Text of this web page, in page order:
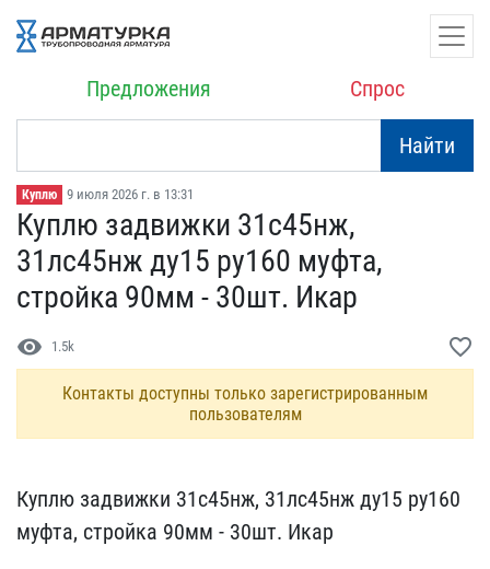
Предложения Спрос
Найти
Куплю 9 июля 2026 г. в 13:31
Куплю задвижки 31с45нж, ​
31лс45нж ду15 ру160 муфт​а,
стройка 90мм - 30шт. ​Икар
visibility 1.5k favorite_border
Контакты доступны только зарегистрированным
пользователям
Куплю задвижки 31с45нж, ​31лс45нж ду15 ру160
муфт​а, стройка 90мм - 30шт. ​Икар